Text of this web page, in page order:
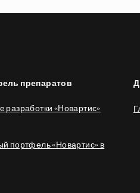
препаратов
разработки «Новартис»
портфель «Новартис» в